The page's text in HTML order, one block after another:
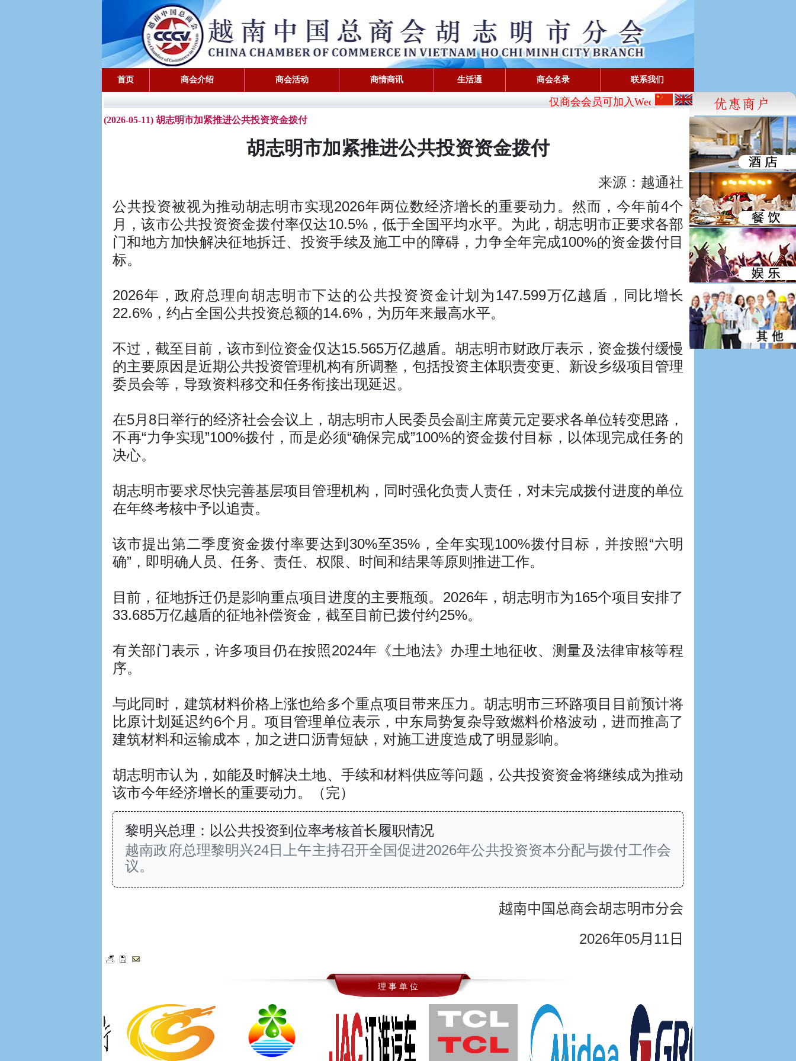
首页 商会介绍 商会活动 商情商讯 生活通 商会名录 联系我们
仅商会会员可加入Wechat: CBA_SG - FaceBook:
(2026-05-11) 胡志明市加紧推进公共投资资金拨付
胡志明市加紧推进公共投资资金拨付
来源：越通社
公共投资被视为推动胡志明市实现2026年两位数经济增长的重要动力。然而，今年前4个
月，该市公共投资资金拨付率仅达10.5%，低于全国平均水平。为此，胡志明市正要求各部
门和地方加快解决征地拆迁、投资手续及施工中的障碍，力争全年完成100%的资金拨付目
标。
2026年，政府总理向胡志明市下达的公共投资资金计划为147.599万亿越盾，同比增长
22.6%，约占全国公共投资总额的14.6%，为历年来最高水平。
不过，截至目前，该市到位资金仅达15.565万亿越盾。胡志明市财政厅表示，资金拨付缓慢
的主要原因是近期公共投资管理机构有所调整，包括投资主体职责变更、新设乡级项目管理
委员会等，导致资料移交和任务衔接出现延迟。
在5月8日举行的经济社会会议上，胡志明市人民委员会副主席黄元定要求各单位转变思路，
不再“力争实现”100%拨付，而是必须“确保完成”100%的资金拨付目标，以体现完成任务的
决心。
胡志明市要求尽快完善基层项目管理机构，同时强化负责人责任，对未完成拨付进度的单位
在年终考核中予以追责。
该市提出第二季度资金拨付率要达到30%至35%，全年实现100%拨付目标，并按照“六明
确”，即明确人员、任务、责任、权限、时间和结果等原则推进工作。
目前，征地拆迁仍是影响重点项目进度的主要瓶颈。2026年，胡志明市为165个项目安排了
33.685万亿越盾的征地补偿资金，截至目前已拨付约25%。
有关部门表示，许多项目仍在按照2024年《土地法》办理土地征收、测量及法律审核等程
序。
与此同时，建筑材料价格上涨也给多个重点项目带来压力。胡志明市三环路项目目前预计将
比原计划延迟约6个月。项目管理单位表示，中东局势复杂导致燃料价格波动，进而推高了
建筑材料和运输成本，加之进口沥青短缺，对施工进度造成了明显影响。
胡志明市认为，如能及时解决土地、手续和材料供应等问题，公共投资资金将继续成为推动
该市今年经济增长的重要动力。（完）
黎明兴总理：以公共投资到位率考核首长履职情况
越南政府总理黎明兴24日上午主持召开全国促进2026年公共投资资本分配与拨付工作会
议。
越南中国总商会胡志明市分会
2026年05月11日
理 事 单 位